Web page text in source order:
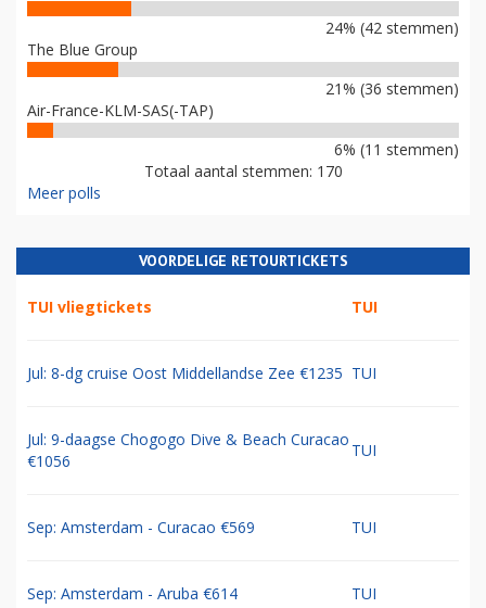
24% (42 stemmen)
The Blue Group
21% (36 stemmen)
Air-France-KLM-SAS(-TAP)
6% (11 stemmen)
Totaal aantal stemmen: 170
Meer polls
VOORDELIGE RETOURTICKETS
TUI vliegtickets TUI
Jul: 8-dg cruise Oost Middellandse Zee €1235 TUI
Jul: 9-daagse Chogogo Dive & Beach Curacao
€1056
TUI
Sep: Amsterdam - Curacao €569 TUI
Sep: Amsterdam - Aruba €614 TUI